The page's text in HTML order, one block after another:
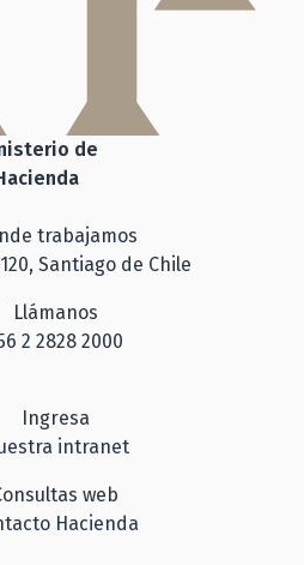
de
trabajamos
Santiago de Chile
Llámanos
2 2828 2000
Ingresa
intranet
web
Hacienda